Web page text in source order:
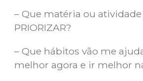
– Que matéria ou
PRIORIZAR? ⁠
– Que hábitos vão me
melhor agora e ir melhor